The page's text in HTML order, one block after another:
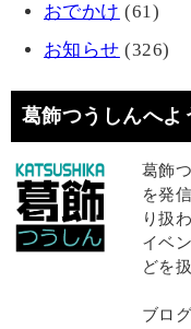
おでかけ (61)
お知らせ (326)
葛飾つうしんへよ
葛飾
を発
り扱
イベ
どを
ブロ